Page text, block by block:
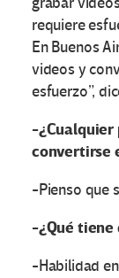
En Buenos
videos y
esfuerzo”,
-¿Cualquier
convertirse
-Pienso que
-¿Qué tiene
-Habilidad